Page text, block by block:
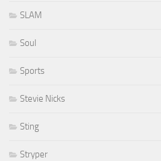
SLAM
Soul
Sports
Stevie Nicks
Sting
Stryper